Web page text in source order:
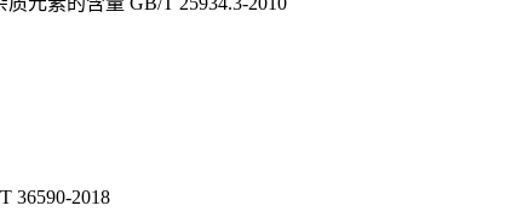
36590-2018